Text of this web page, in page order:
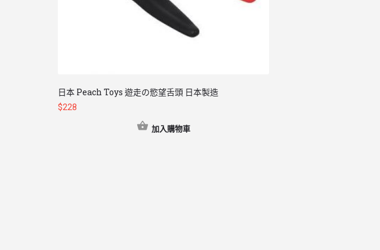
日本 Peach Toys 遊走の慾望舌頭 日本製造
$228
加入購物車